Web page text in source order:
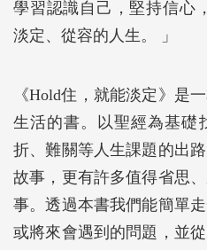
學習認識自己，堅持信心
淡定、從容的人生。 」
《Hold住，就能淡定》是
生活的書。以聖經為基礎
折、難關等人生課題的出
故事，更有許多值得省思
事。透過本書我們能簡單
或將來會遇到的問題，並